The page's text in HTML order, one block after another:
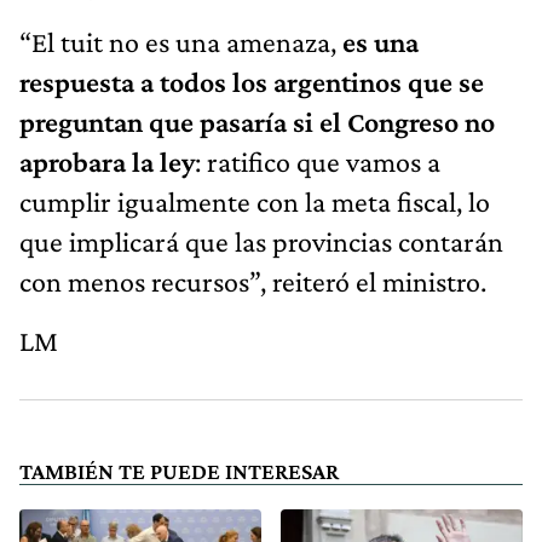
“El tuit no es una amenaza, es una
respuesta a todos los argentinos que se
preguntan que pasaría si el Congreso no
aprobara la ley: ratifico que vamos a
cumplir igualmente con la meta fiscal, lo
que implicará que las provincias contarán
con menos recursos”, reiteró el ministro.
LM
TAMBIÉN TE PUEDE INTERESAR